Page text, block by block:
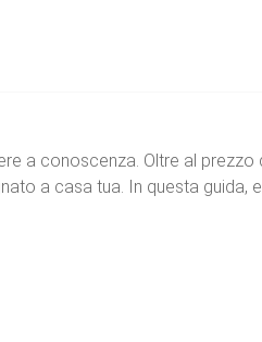
a conoscenza. Oltre al prezzo
a casa tua. In questa guida,